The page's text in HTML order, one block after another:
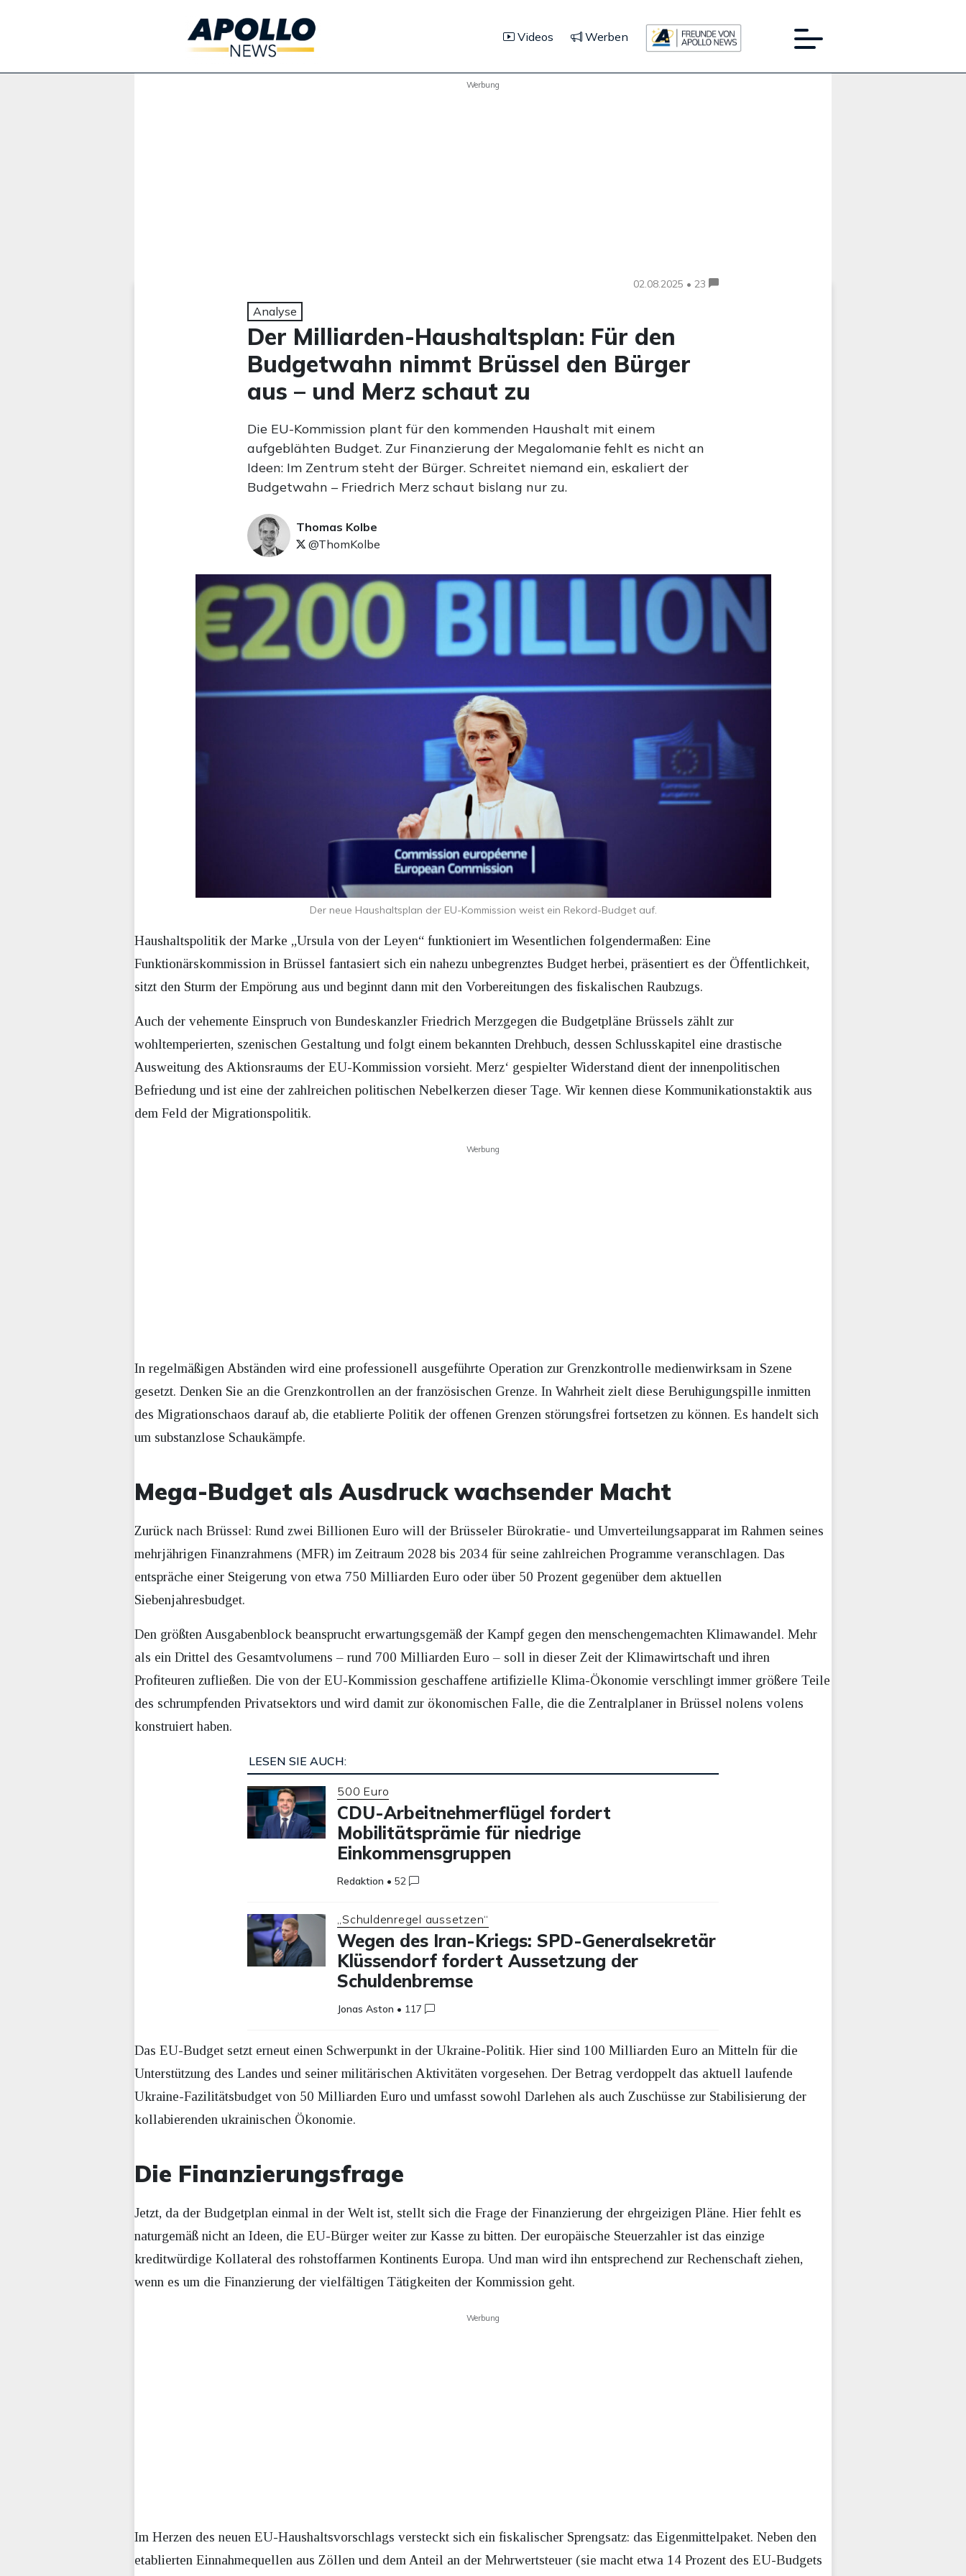
Videos Werben
Werbung
02.08.2025 • 23
Analyse
Der Milliarden-Haushaltsplan: Für den
Budgetwahn nimmt Brüssel den Bürger
aus – und Merz schaut zu
Die EU-Kommission plant für den kommenden Haushalt mit einem
aufgeblähten Budget. Zur Finanzierung der Megalomanie fehlt es nicht an
Ideen: Im Zentrum steht der Bürger. Schreitet niemand ein, eskaliert der
Budgetwahn – Friedrich Merz schaut bislang nur zu.
Thomas Kolbe
@ThomKolbe
Der neue Haushaltsplan der EU-Kommission weist ein Rekord-Budget auf.
Haushaltspolitik der Marke „Ursula von der Leyen“ funktioniert im Wesentlichen folgendermaßen: Eine
Funktionärskommission in Brüssel fantasiert sich ein nahezu unbegrenztes Budget herbei, präsentiert es der Öffentlichkeit,
sitzt den Sturm der Empörung aus und beginnt dann mit den Vorbereitungen des fiskalischen Raubzugs.
Auch der vehemente Einspruch von Bundeskanzler Friedrich Merzgegen die Budgetpläne Brüssels zählt zur
wohltemperierten, szenischen Gestaltung und folgt einem bekannten Drehbuch, dessen Schlusskapitel eine drastische
Ausweitung des Aktionsraums der EU-Kommission vorsieht. Merz‘ gespielter Widerstand dient der innenpolitischen
Befriedung und ist eine der zahlreichen politischen Nebelkerzen dieser Tage. Wir kennen diese Kommunikationstaktik aus
dem Feld der Migrationspolitik.
Werbung
In regelmäßigen Abständen wird eine professionell ausgeführte Operation zur Grenzkontrolle medienwirksam in Szene
gesetzt. Denken Sie an die Grenzkontrollen an der französischen Grenze. In Wahrheit zielt diese Beruhigungspille inmitten
des Migrationschaos darauf ab, die etablierte Politik der offenen Grenzen störungsfrei fortsetzen zu können. Es handelt sich
um substanzlose Schaukämpfe.
Mega-Budget als Ausdruck wachsender Macht
Zurück nach Brüssel: Rund zwei Billionen Euro will der Brüsseler Bürokratie- und Umverteilungsapparat im Rahmen seines
mehrjährigen Finanzrahmens (MFR) im Zeitraum 2028 bis 2034 für seine zahlreichen Programme veranschlagen. Das
entspräche einer Steigerung von etwa 750 Milliarden Euro oder über 50 Prozent gegenüber dem aktuellen
Siebenjahresbudget.
Den größten Ausgabenblock beansprucht erwartungsgemäß der Kampf gegen den menschengemachten Klimawandel. Mehr
als ein Drittel des Gesamtvolumens – rund 700 Milliarden Euro – soll in dieser Zeit der Klimawirtschaft und ihren
Profiteuren zufließen. Die von der EU-Kommission geschaffene artifizielle Klima-Ökonomie verschlingt immer größere Teile
des schrumpfenden Privatsektors und wird damit zur ökonomischen Falle, die die Zentralplaner in Brüssel nolens volens
konstruiert haben.
LESEN SIE AUCH:
500 Euro
CDU-Arbeitnehmerflügel fordert
Mobilitätsprämie für niedrige
Einkommensgruppen
Redaktion •52
„Schuldenregel aussetzen“
Wegen des Iran-Kriegs: SPD-Generalsekretär
Klüssendorf fordert Aussetzung der
Schuldenbremse
Jonas Aston • 117
Das EU-Budget setzt erneut einen Schwerpunkt in der Ukraine-Politik. Hier sind 100 Milliarden Euro an Mitteln für die
Unterstützung des Landes und seiner militärischen Aktivitäten vorgesehen. Der Betrag verdoppelt das aktuell laufende
Ukraine-Fazilitätsbudget von 50 Milliarden Euro und umfasst sowohl Darlehen als auch Zuschüsse zur Stabilisierung der
kollabierenden ukrainischen Ökonomie.
Die Finanzierungsfrage
Jetzt, da der Budgetplan einmal in der Welt ist, stellt sich die Frage der Finanzierung der ehrgeizigen Pläne. Hier fehlt es
naturgemäß nicht an Ideen, die EU-Bürger weiter zur Kasse zu bitten. Der europäische Steuerzahler ist das einzige
kreditwürdige Kollateral des rohstoffarmen Kontinents Europa. Und man wird ihn entsprechend zur Rechenschaft ziehen,
wenn es um die Finanzierung der vielfältigen Tätigkeiten der Kommission geht.
Werbung
Im Herzen des neuen EU-Haushaltsvorschlags versteckt sich ein fiskalischer Sprengsatz: das Eigenmittelpaket. Neben den
etablierten Einnahmequellen aus Zöllen und dem Anteil an der Mehrwertsteuer (sie macht etwa 14 Prozent des EU-Budgets